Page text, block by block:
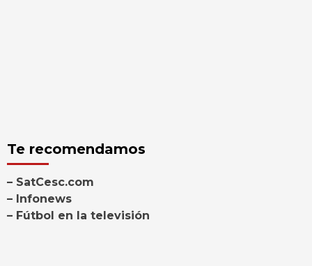
Te recomendamos
– SatCesc.com
– Infonews
– Fútbol en la televisión